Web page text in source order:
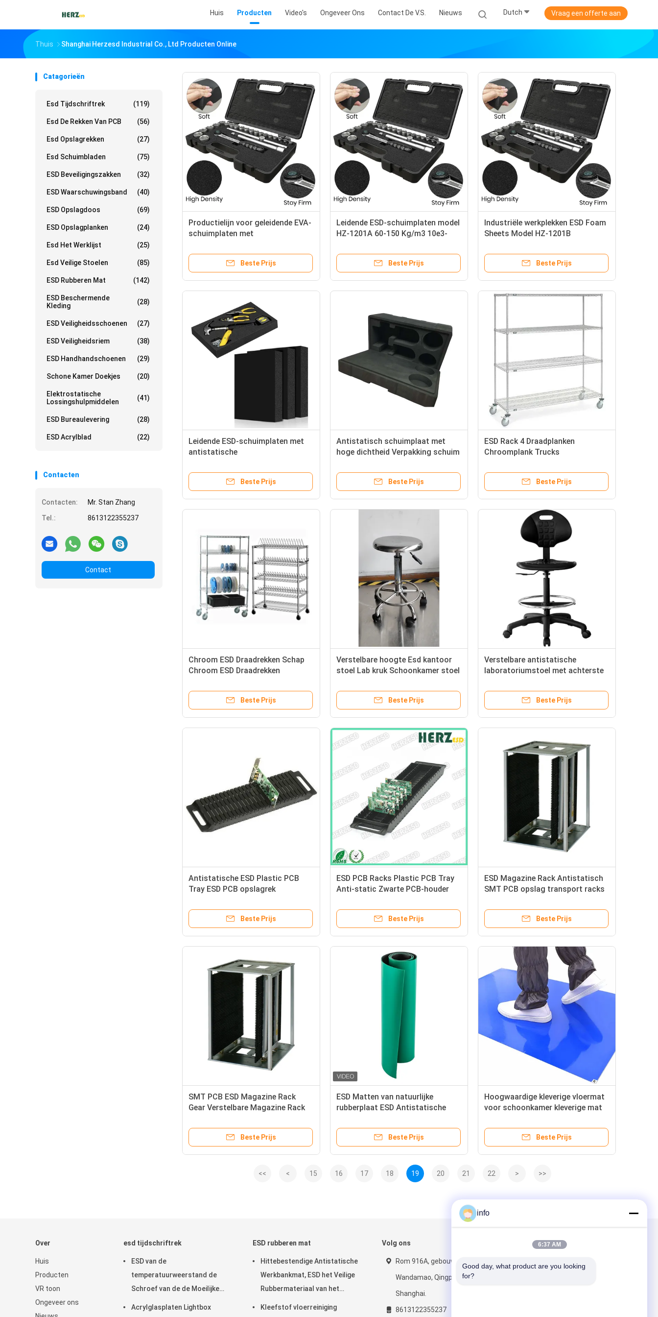
Huis Producten Video's Ongeveer Ons Contact De V.S. Nieuws Dutch Vraag een offerte aan
Thuis Shanghai Herzesd Industrial Co., Ltd Producten Online
Catagorieën
Esd Tijdschriftrek (119)
Esd De Rekken Van PCB (56)
Esd Opslagrekken (27)
Esd Schuimbladen (75)
ESD Beveiligingszakken (32)
ESD Waarschuwingsband (40)
ESD Opslagdoos (69)
ESD Opslagplanken (24)
Esd Het Werklijst (25)
Esd Veilige Stoelen (85)
ESD Rubberen Mat (142)
ESD Beschermende
Kleding
(28)
ESD Veiligheidsschoenen (27)
ESD Veiligheidsriem (38)
ESD Handhandschoenen (29)
Schone Kamer Doekjes (20)
Elektrostatische
Lossingshulpmiddelen
(41)
ESD Bureaulevering (28)
ESD Acrylblad (22)
Contacten
Contacten:
Mr. Stan Zhang
Tel.:
8613122355237
Contact
Productielijn voor geleidende EVA-
schuimplaten met
10e6 Ohm
Beste Prijs
Leidende ESD-schuimplaten model
HZ-1201A 60-150 Kg/m3 10e3-
Beste Prijs
Industriële werkplekken ESD Foam
Sheets Model HZ-1201B
Beste Prijs
Leidende ESD-schuimplaten met
antistatische
10e6-10e9 Ohm
Beste Prijs
Antistatisch schuimplaat met
hoge dichtheid Verpakking schuim
schuimrol
Beste Prijs
ESD Rack 4 Draadplanken
Chroomplank Trucks
Draadtrolley
Beste Prijs
Chroom ESD Draadrekken Schap
Chroom ESD Draadrekken
Beste Prijs
Verstelbare hoogte Esd kantoor
stoel Lab kruk Schoonkamer stoel
Beste Prijs
Verstelbare antistatische
laboratoriumstoel met achterste
cleanroom stoel
Beste Prijs
Antistatische ESD Plastic PCB
Tray ESD PCB opslagrek
Beste Prijs
ESD PCB Racks Plastic PCB Tray
Anti-static Zwarte PCB-houder
Beste Prijs
ESD Magazine Rack Antistatisch
SMT PCB opslag transport racks
Beste Prijs
SMT PCB ESD Magazine Rack
Gear Verstelbare Magazine Rack
Beste Prijs
ESD Matten van natuurlijke
rubberplaat ESD Antistatische
schoonkamer
Beste Prijs
Hoogwaardige kleverige vloermat
voor schoonkamer kleverige mat
Beste Prijs
<< < 15 16 17 18 19 20 21 22 > >>
Over
Huis
Producten
VR toon
Ongeveer ons
esd tijdschriftrek
ESD van de
temperatuurweerstand de
Schroef van de de Moeilijke
Acrylglasplaten Lightbox
ESD rubberen mat
Hittebestendige Antistatische
Werkbankmat, ESD het Veilige
Rubbermateriaal van het
Kleefstof vloerreiniging
Volg ons
Rom 916A, gebouw 5,
Wandamao, Qingpu District,
Shanghai.
8613122355237
Mail ons
info
6:37 AM
Good day, what product are you looking
for?